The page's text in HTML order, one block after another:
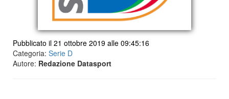
Pubblicato il 21 ottobre 2019 alle 09:45:16
Categoria: Serie D
Autore: Redazione Datasport